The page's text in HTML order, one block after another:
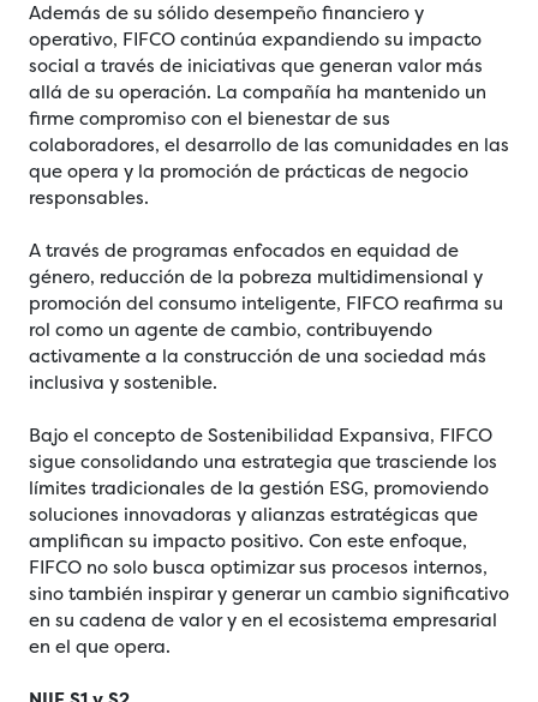
Además de su sólido desempeño financiero y
operativo, FIFCO continúa expandiendo su impacto
social a través de iniciativas que generan valor más
allá de su operación. La compañía ha mantenido un
firme compromiso con el bienestar de sus
colaboradores, el desarrollo de las comunidades en las
que opera y la promoción de prácticas de negocio
responsables.
A través de programas enfocados en equidad de
género, reducción de la pobreza multidimensional y
promoción del consumo inteligente, FIFCO reafirma su
rol como un agente de cambio, contribuyendo
activamente a la construcción de una sociedad más
inclusiva y sostenible.
Bajo el concepto de Sostenibilidad Expansiva, FIFCO
sigue consolidando una estrategia que trasciende los
límites tradicionales de la gestión ESG, promoviendo
soluciones innovadoras y alianzas estratégicas que
amplifican su impacto positivo. Con este enfoque,
FIFCO no solo busca optimizar sus procesos internos,
sino también inspirar y generar un cambio significativo
en su cadena de valor y en el ecosistema empresarial
en el que opera.